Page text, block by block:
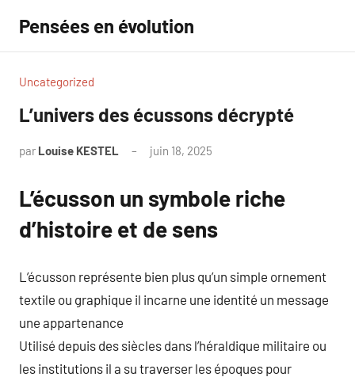
contenu
Pensées en évolution
Uncategorized
L’univers des écussons décrypté
par Louise KESTEL juin 18, 2025
L’écusson un symbole riche
d’histoire et de sens
L’écusson représente bien plus qu’un simple ornement
textile ou graphique il incarne une identité un message
une appartenance
Utilisé depuis des siècles dans l’héraldique militaire ou
les institutions il a su traverser les époques pour